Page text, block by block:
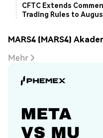
CFTC Extends
Trading Rules to
MARS4 (MARS4)
Mehr